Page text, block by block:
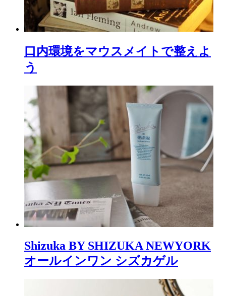
口内環境をマウスメイトで整えよ
う
Shizuka BY SHIZUKA NEWYORK
オールインワン シズカゲル